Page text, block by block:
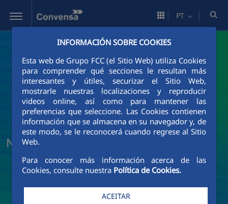
Pular para o Conteúdo principal
INFORMACIÓN SOBRE COOKIES
Esta web de Grupo FCC (el Sitio Web) utiliza Cookies
para comprender qué secciones le resultan más
interesantes y útiles, securizar el Sitio Web,
mostrarle nuestras localizaciones y reproducir
videos online, así como para mantener las
preferencias que seleccione. Las Cookies contienen
información que se almacena en su navegador y, de
este modo, se le reconocerá cuando regrese al Sitio
Web.
Para conocer más información acerca de las
Cookies, consulte nuestra Política de Cookies.
ACEITAR
PT
Notícias e Atualidade da Convensa